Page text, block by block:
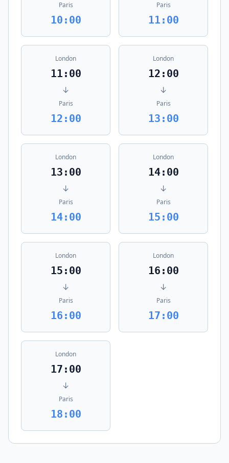
Paris
10:00
Paris
11:00
London
11:00
↓
Paris
12:00
London
12:00
↓
Paris
13:00
London
13:00
↓
Paris
14:00
London
14:00
↓
Paris
15:00
London
15:00
↓
Paris
16:00
London
16:00
↓
Paris
17:00
London
17:00
↓
Paris
18:00